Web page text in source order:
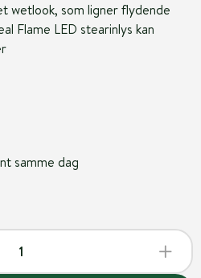
wetlook, som ligner flydende
Flame LED stearinlys kan
samme dag